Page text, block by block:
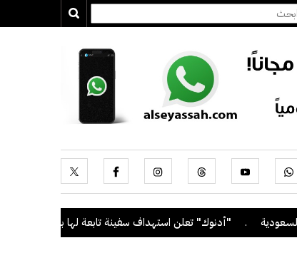
. "أدنوك" تعلن استهداف سفينة تابعة لها بصاروخ أثناء عبورها